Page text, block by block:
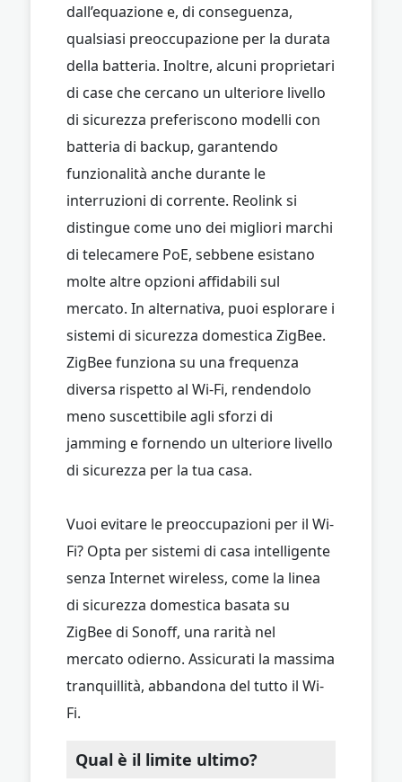
dall’equazione e, di conseguenza,
qualsiasi preoccupazione per la durata
della batteria. Inoltre, alcuni proprietari
di case che cercano un ulteriore livello
di sicurezza preferiscono modelli con
batteria di backup, garantendo
funzionalità anche durante le
interruzioni di corrente. Reolink si
distingue come uno dei migliori marchi
di telecamere PoE, sebbene esistano
molte altre opzioni affidabili sul
mercato. In alternativa, puoi esplorare i
sistemi di sicurezza domestica ZigBee.
ZigBee funziona su una frequenza
diversa rispetto al Wi-Fi, rendendolo
meno suscettibile agli sforzi di
jamming e fornendo un ulteriore livello
di sicurezza per la tua casa.
Vuoi evitare le preoccupazioni per il Wi-
Fi? Opta per sistemi di casa intelligente
senza Internet wireless, come la linea
di sicurezza domestica basata su
ZigBee di Sonoff, una rarità nel
mercato odierno. Assicurati la massima
tranquillità, abbandona del tutto il Wi-
Fi.
Qual è il limite ultimo?